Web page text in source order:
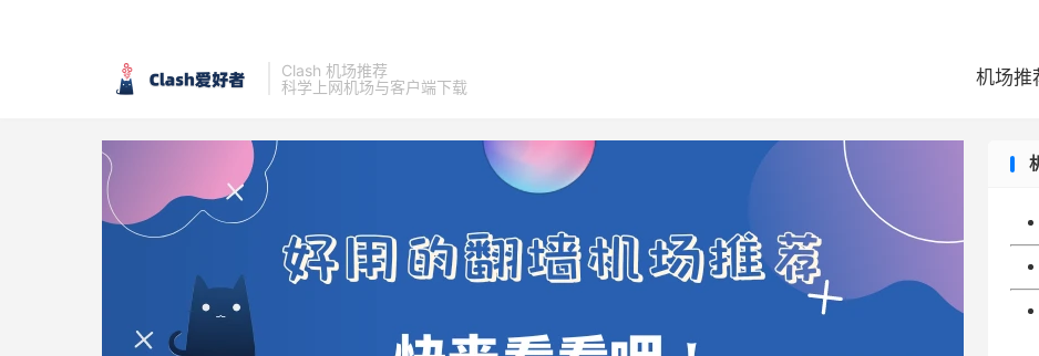
Clash 机场推荐
科学上网机场与客户端下载
机场推